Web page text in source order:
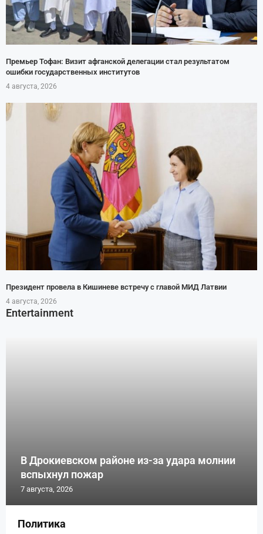
Премьер Тофан: Визит афганской делегации стал результатом
ошибки государственных институтов
4 августа, 2026
Президент провела в Кишиневе встречу с главой МИД Латвии
4 августа, 2026
Entertainment
В Дрокиевском районе из-за удара молнии
вспыхнул пожар
7 августа, 2026
Политика